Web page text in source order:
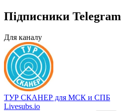
Підписники Telegram
Для каналу
ТУР СКАНЕР для МСК и СПБ
Livesubs.io